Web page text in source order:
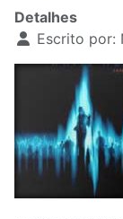
Detalhes
Escrito por: